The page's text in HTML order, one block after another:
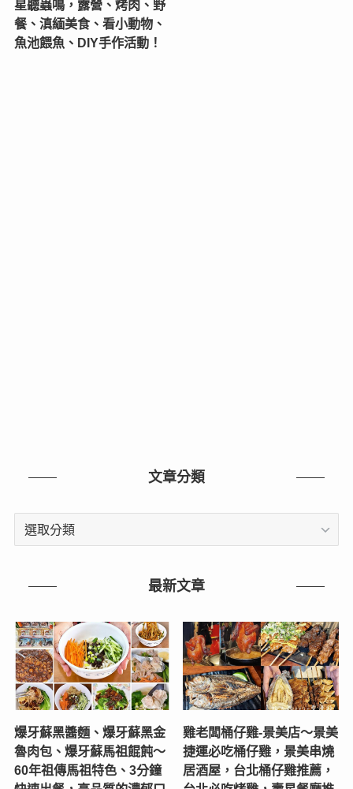
星聽蟲鳴，露營、烤肉、野
餐、滇緬美食、看小動物、
魚池餵魚、DIY手作活動！
文章分類
文
最新文章
爆牙蘇黑醬麵、爆牙蘇黑金
魯肉包、爆牙蘇馬祖餛飩～
60年祖傳馬祖特色、3分鐘
雞老闆桶仔雞-景美店〜景美
捷運必吃桶仔雞，景美串燒
居酒屋，台北桶仔雞推薦，